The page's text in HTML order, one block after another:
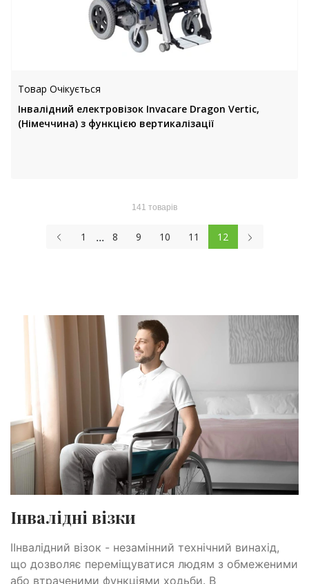
Товар Очікується
Інвалідний електровізок Invacare Dragon Vertic,
(Німеччина) з функцією вертикалізації
141 товарів
1 ... 8 9 10 11 12
Інвалідні візки
ІІнвалідний візок - незамінний технічний винахід,
що дозволяє переміщуватися людям з обмеженими
або втраченими функціями ходьби. В